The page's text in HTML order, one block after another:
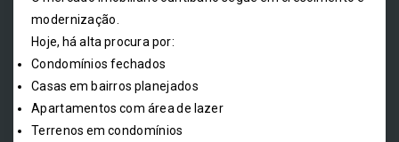
modernização.
Hoje, há alta procura por:
Condomínios fechados
Casas em bairros planejados
Apartamentos com área de lazer
Terrenos em condomínios